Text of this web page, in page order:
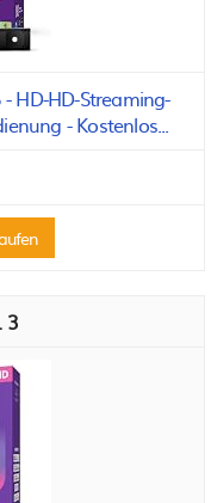
HD-HD-Streaming-
- Kostenlos...
3